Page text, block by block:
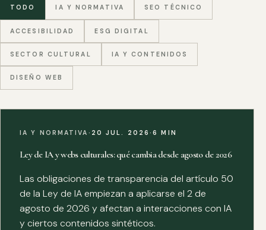
TODO IA Y NORMATIVA SEO TÉCNICO
ACCESIBILIDAD ESG DIGITAL
SECTOR CULTURAL IA Y CONTENIDOS
DISEÑO WEB
IA Y NORMATIVA · 20 JUL. 2026·6 MIN
Ley de IA y webs culturales: qué cambia desde agosto de 2026
Las obligaciones de transparencia del artículo 50
de la Ley de IA empiezan a aplicarse el 2 de
agosto de 2026 y afectan a interacciones con IA
y ciertos contenidos sintéticos.